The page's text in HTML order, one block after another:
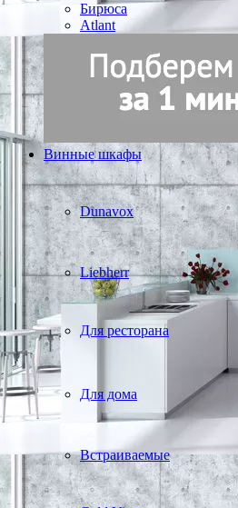
Бирюса
Atlant
Винные шкафы
Dunavox
Liebherr
Для ресторана
Для дома
Встраиваемые